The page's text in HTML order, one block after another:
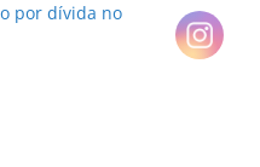
por dívida no